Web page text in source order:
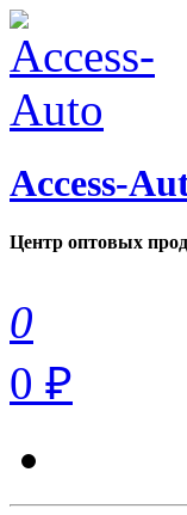
Access-
Центр оптовых
0
0 ₽